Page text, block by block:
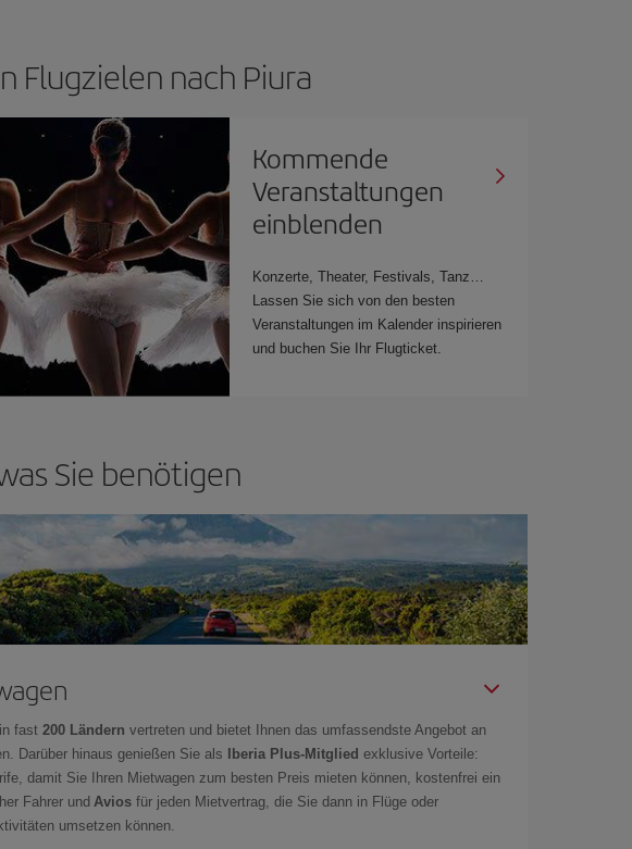
Flugzielen nach Piura
Kommende
Veranstaltungen
einblenden
Konzerte, Theater, Festivals, Tanz…
Lassen Sie sich von den besten
Veranstaltungen im Kalender inspirieren
und buchen Sie Ihr Flugticket.
Sie benötigen
fast 200 Ländern vertreten und bietet Ihnen das umfassendste Angebot an
Darüber hinaus genießen Sie als
Iberia Plus-Mitglied exklusive Vorteile:
damit Sie Ihren Mietwagen zum besten Preis mieten können, kostenfrei ein
Fahrer und Avios für jeden Mietvertrag, die Sie dann in Flüge oder
umsetzen können.